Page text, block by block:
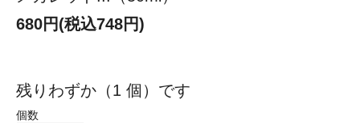
680円(税込748円)
残りわずか（1 個）です
個数